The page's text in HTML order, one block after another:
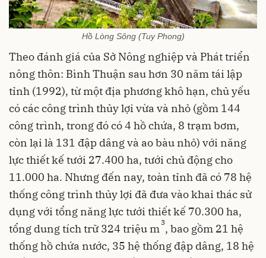
Hồ Lòng Sông (Tuy Phong)
Theo đánh giá của Sở Nông nghiệp và Phát triển
nông thôn: Bình Thuận sau hơn 30 năm tái lập
tỉnh (1992), từ một địa phương khô hạn, chủ yếu
có các công trình thủy lợi vừa và nhỏ (gồm 144
công trình, trong đó có 4 hồ chứa, 8 trạm bơm,
còn lại là 131 đập dâng và ao bàu nhỏ) với năng
lực thiết kế tưới 27.400 ha, tưới chủ động cho
11.000 ha. Nhưng đến nay, toàn tỉnh đã có 78 hệ
thống công trình thủy lợi đã đưa vào khai thác sử
dụng với tổng năng lực tưới thiết kế 70.300 ha,
tổng dung tích trữ 324 triệu m3, bao gồm 21 hệ
thống hồ chứa nước, 35 hệ thống đập dâng, 18 hệ